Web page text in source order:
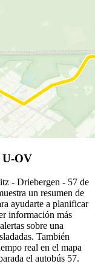
U-OV
- Driebergen - 57 de
un resumen de
ayudarte a planificar
información más
sobre una
También
real en el mapa
el autobús 57.